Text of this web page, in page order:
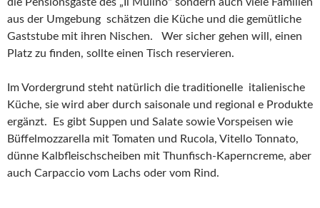
aus der Umgebung schätzen die Küche und die gemütliche
Gaststube mit ihren Nischen. Wer sicher gehen will, einen
Platz zu finden, sollte einen Tisch reservieren.
Im Vordergrund steht natürlich die traditionelle italienische
Küche, sie wird aber durch saisonale und regional e Produkte
ergänzt. Es gibt Suppen und Salate sowie Vorspeisen wie
Büffelmozzarella mit Tomaten und Rucola, Vitello Tonnato,
dünne Kalbfleischscheiben mit Thunfisch-Kaperncreme, aber
auch Carpaccio vom Lachs oder vom Rind.